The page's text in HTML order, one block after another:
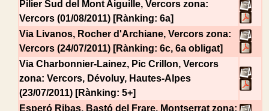
Pilier Sud del Mont Aiguille, Vercors zona:
Vercors (01/08/2011) [Rànking: 6a]
Via Livanos, Rocher d'Archiane, Vercors zona:
Vercors (24/07/2011) [Rànking: 6c, 6a obligat]
Via Charbonnier-Lainez, Pic Crillon, Vercors
zona: Vercors, Dévoluy, Hautes-Alpes
(23/07/2011) [Rànking: 5+]
Esperó Ribas, Bastó del Frare, Montserrat zona: